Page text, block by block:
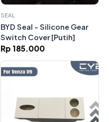
SEAL
BYD Seal - Silicone Gear
Switch Cover [Putih]
Rp 185.000